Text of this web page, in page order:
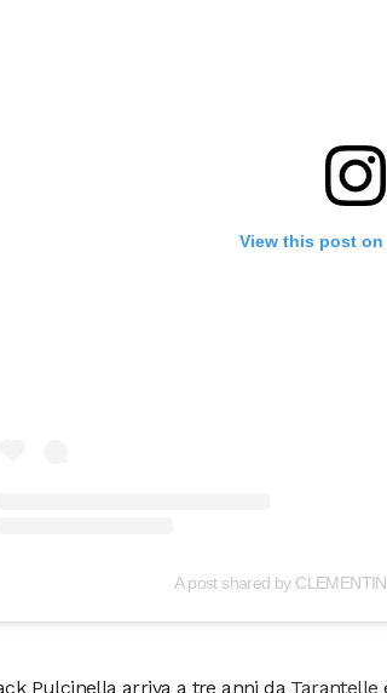
View this post on
A post shared by
Pulcinella arriva a tre anni da Tarantelle